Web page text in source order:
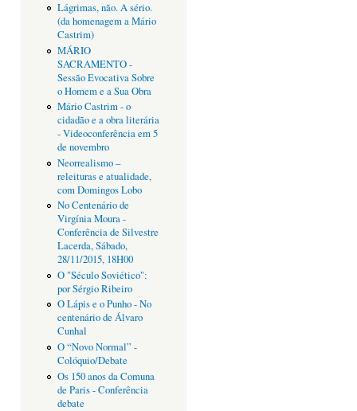
Lágrimas, não. A sério.
(da homenagem a Mário
Castrim)
MÁRIO
SACRAMENTO -
Sessão Evocativa Sobre
o Homem e a Sua Obra
Mário Castrim - o
cidadão e a obra literária
- Videoconferência em 5
de novembro
Neorrealismo –
releituras e atualidade,
com Domingos Lobo
No Centenário de
Virgínia Moura -
Conferência de Silvestre
Lacerda, Sábado,
28/11/2015, 18H00
O "Século Soviético":
por Sérgio Ribeiro
O Lápis e o Punho - No
centenário de Álvaro
Cunhal
O “Novo Normal” -
Colóquio/Debate
Os 150 anos da Comuna
de Paris - Conferência
debate